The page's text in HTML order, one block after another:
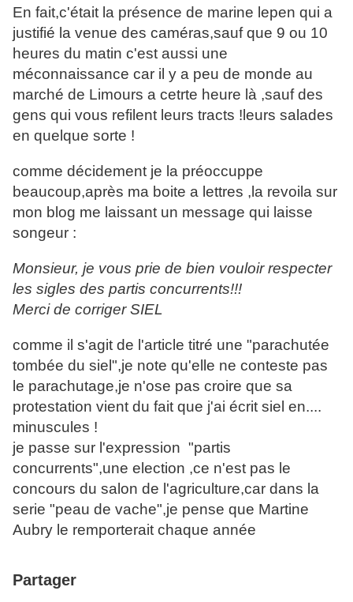
En fait,c'était la présence de marine lepen qui a
justifié la venue des caméras,sauf que 9 ou 10
heures du matin c'est aussi une
méconnaissance car il y a peu de monde au
marché de Limours a cetrte heure là ,sauf des
gens qui vous refilent leurs tracts !leurs salades
en quelque sorte !
comme décidement je la préoccuppe
beaucoup,après ma boite a lettres ,la revoila sur
mon blog me laissant un message qui laisse
songeur :
Monsieur, je vous prie de bien vouloir respecter
les sigles des partis concurrents!!!
Merci de corriger SIEL
comme il s'agit de l'article titré une "parachutée
tombée du siel",je note qu'elle ne conteste pas
le parachutage,je n'ose pas croire que sa
protestation vient du fait que j'ai écrit siel en....
minuscules !
je passe sur l'expression "partis
concurrents",une election ,ce n'est pas le
concours du salon de l'agriculture,car dans la
serie "peau de vache",je pense que Martine
Aubry le remporterait chaque année
Partager